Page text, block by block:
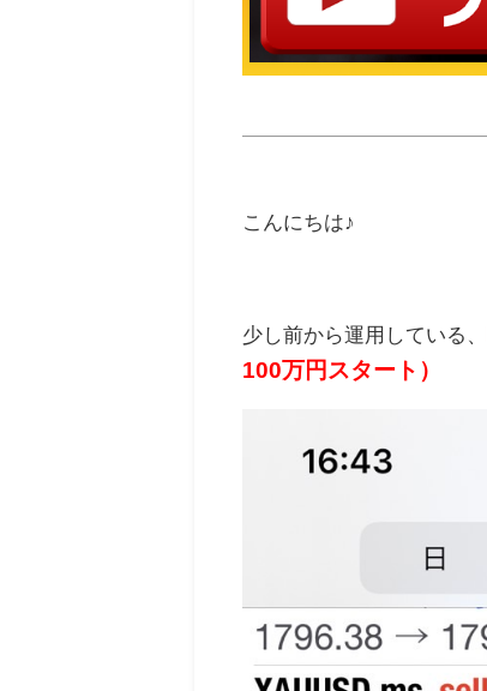
こんにちは♪
少し前から運用している、
100万円スタート）